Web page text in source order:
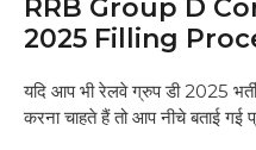
RRB Group D
2025 Filling
यदि आप भी रेलवे ग्रुप डी 2025
करना चाहते हैं तो आप नीचे बताई गई